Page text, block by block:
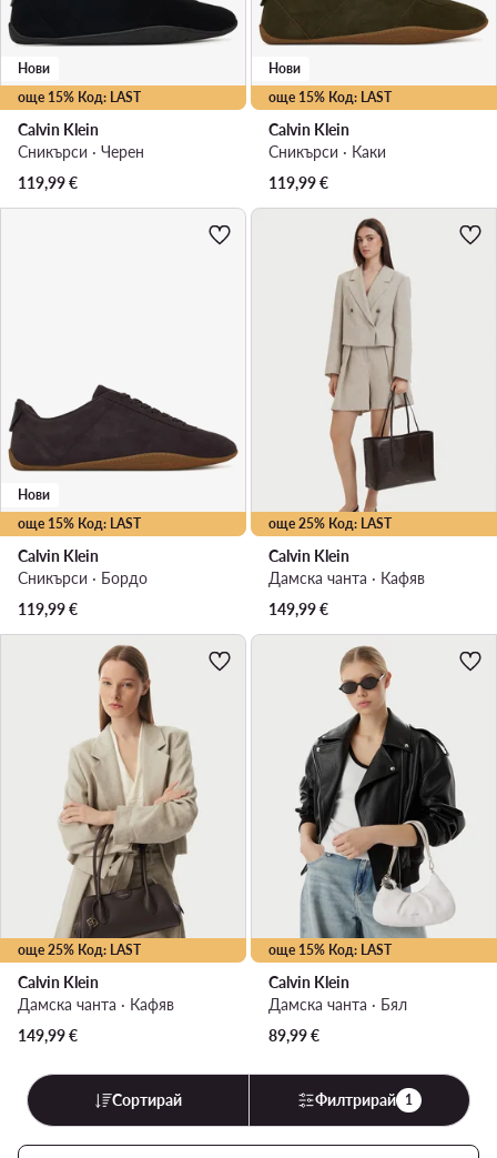
още 15% Код: LAST
Нови
Calvin Klein
Сникърси · Черен
119,99€
още 15% Код: LAST
Нови
Calvin Klein
Сникърси · Каки
119,99€
още 15% Код: LAST
Нови
Calvin Klein
Сникърси · Бордо
119,99€
още 25% Код: LAST
Calvin Klein
Дамска чанта · Кафяв
149,99€
още 25% Код: LAST
Calvin Klein
Дамска чанта · Кафяв
149,99€
още 15% Код: LAST
Calvin Klein
Дамска чанта · Бял
89,99€
Сортирай Филтрирай 1